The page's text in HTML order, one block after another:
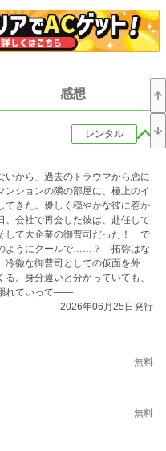
難い。
感想
レンタル
いから」過去のトラウマから恋に
ンションの隣の部屋に、極上のイ
てきた。優しく穏やかな彼に惹か
、会社で再会した彼は、赴任して
して大企業の御曹司だった！ で
ようにクールで……？ 拓弥はな
冷徹な御曹司としての仮面を外
る。身分違いと分かっていても、
れていって――
2026年06月25日発行
無料
無料